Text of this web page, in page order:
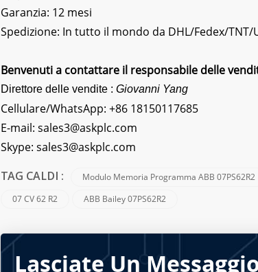
Garanzia: 12 mesi
Spedizione: In tutto il mondo da DHL/Fedex/TNT/
Benvenuti a contattare il responsabile delle
Direttore delle vendite :Giovanni Yang
Cellulare/WhatsApp:+86 18150117685
E-mail: sales3@askplc.com
Skype:sales3@askplc.com
TAG CALDI : Modulo Memoria Programma ABB 07PS62R2
07 CV 62 R2
ABB Bailey 07PS62R2
Lasciate Un